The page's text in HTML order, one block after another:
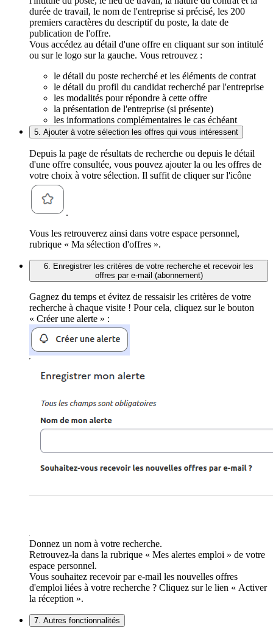
durée de travail, le nom de l'entreprise si précisé, les 200
premiers caractères du descriptif du poste, la date de
publication de l'offre.
Vous accédez au détail d'une offre en cliquant sur son intitulé
ou sur le logo sur la gauche. Vous retrouvez :
le détail du poste recherché et les éléments de contrat
le détail du profil du candidat recherché par l'entreprise
les modalités pour répondre à cette offre
la présentation de l'entreprise (si présente)
les informations complémentaires le cas échéant
5. Ajouter à votre sélection les offres qui vous intéressent
Depuis la page de résultats de recherche ou depuis le détail
d'une offre consultée, vous pouvez ajouter la ou les offres de
votre choix à votre sélection. Il suffit de cliquer sur l'icône
.
Vous les retrouverez ainsi dans votre espace personnel,
rubrique « Ma sélection d'offres ».
6. Enregistrer les critères de votre recherche et recevoir les
offres par e-mail (abonnement)
Gagnez du temps et évitez de ressaisir les critères de votre
recherche à chaque visite ! Pour cela, cliquez sur le bouton
« Créer une alerte » :
Donnez un nom à votre recherche.
Retrouvez-la dans la rubrique « Mes alertes emploi » de votre
espace personnel.
Vous souhaitez recevoir par e-mail les nouvelles offres
d'emploi liées à votre recherche ? Cliquez sur le lien « Activer
la réception ».
7. Autres fonctionnalités